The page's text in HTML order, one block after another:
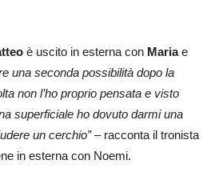
è uscito in esterna con Mariae
una seconda possibilità dopo la
non l’ho proprio pensata e visto
superficiale ho dovuto darmi una
un cerchio” – racconta il tronista
in esterna con Noemi.